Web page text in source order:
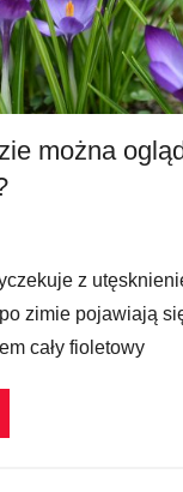
można
z
zimie pojawiają
cały fioletowy